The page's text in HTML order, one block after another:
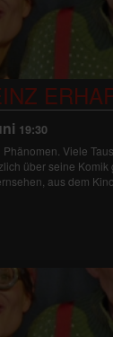
19:30
Viele
über seine
aus dem